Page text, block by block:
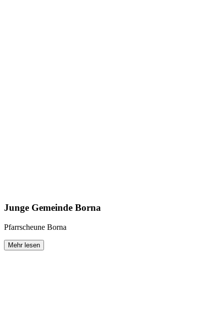
Junge Gemeinde Borna
Pfarrscheune Borna
Mehr lesen